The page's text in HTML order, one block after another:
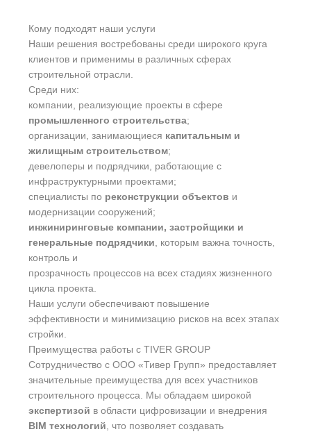
Кому подходят наши услуги
Наши решения востребованы среди широкого круга
клиентов и применимы в различных сферах
строительной отрасли.
Среди них:
компании, реализующие проекты в сфере
промышленного строительства;
организации, занимающиеся капитальным и
жилищным строительством;
девелоперы и подрядчики, работающие с
инфраструктурными проектами;
специалисты по реконструкции объектов и
модернизации сооружений;
инжиниринговые компании, застройщики и
генеральные подрядчики , которым важна точность,
контроль и
прозрачность процессов на всех стадиях жизненного
цикла проекта.
Наши услуги обеспечивают повышение
эффективности и минимизацию рисков на всех этапах
стройки.
Преимущества работы с TIVER GROUP
Сотрудничество с ООО «Тивер Групп» предоставляет
значительные преимущества для всех участников
строительного процесса. Мы обладаем широкой
экспертизой в области цифровизации и внедрения
BIM технологий , что позволяет создавать